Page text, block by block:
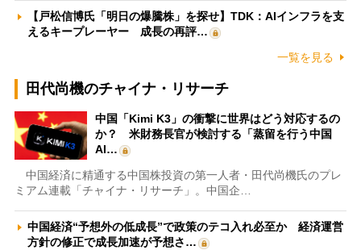
【戸松信博氏「明日の爆騰株」を探せ】TDK：AIインフラを支
えるキープレーヤー 成長の再評…
一覧を見る
田代尚機のチャイナ・リサーチ
中国「Kimi K3」の衝撃に世界はどう対応するの
か？ 米財務長官が検討する「蒸留を行う中国
AI…
中国経済に精通する中国株投資の第一人者・田代尚機氏のプレ
ミアム連載「チャイナ・リサーチ」。中国企…
中国経済“予想外の低成長”で政策のテコ入れ必至か 経済運営
方針の修正で成長加速が予想さ…